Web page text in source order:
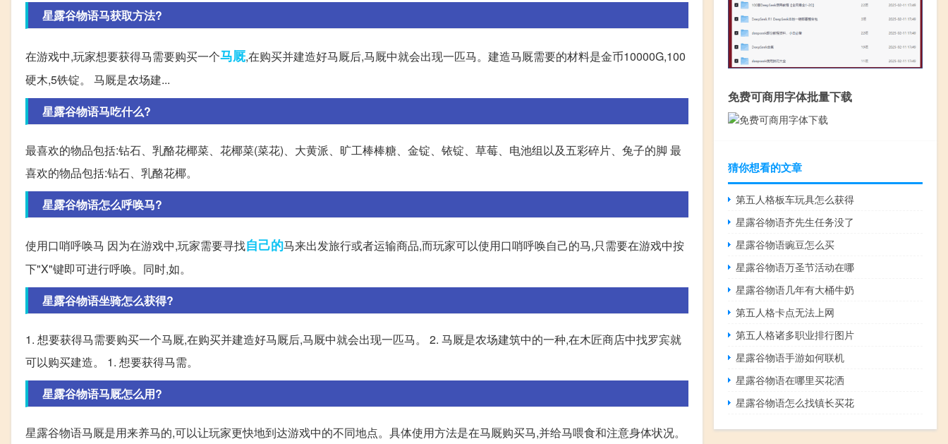
星露谷物语马获取方法?
在游戏中,玩家想要获得马需要购买一个马厩,在购买并建造好马厩后,马厩中就会出现一匹马。建造马厩需要的材料是金币10000G,100
硬木,5铁锭。 马厩是农场建...
星露谷物语马吃什么?
最喜欢的物品包括:钻石、乳酪花椰菜、花椰菜(菜花)、大黄派、旷工棒棒糖、金锭、铱锭、草莓、电池组以及五彩碎片、兔子的脚 最
喜欢的物品包括:钻石、乳酪花椰。
星露谷物语怎么呼唤马?
使用口哨呼唤马 因为在游戏中,玩家需要寻找自己的马来出发旅行或者运输商品,而玩家可以使用口哨呼唤自己的马,只需要在游戏中按
下"X"键即可进行呼唤。同时,如。
星露谷物语坐骑怎么获得?
1. 想要获得马需要购买一个马厩,在购买并建造好马厩后,马厩中就会出现一匹马。 2. 马厩是农场建筑中的一种,在木匠商店中找罗宾就
可以购买建造。 1. 想要获得马需。
星露谷物语马厩怎么用?
星露谷物语马厩是用来养马的,可以让玩家更快地到达游戏中的不同地点。具体使用方法是在马厩购买马,并给马喂食和注意身体状况。
免费可商用字体批量下载
猜你想看的文章
第五人格板车玩具怎么获得
星露谷物语齐先生任务没了
星露谷物语豌豆怎么买
星露谷物语万圣节活动在哪
星露谷物语几年有大桶牛奶
第五人格卡点无法上网
第五人格诸多职业排行图片
星露谷物语手游如何联机
星露谷物语在哪里买花洒
星露谷物语怎么找镇长买花